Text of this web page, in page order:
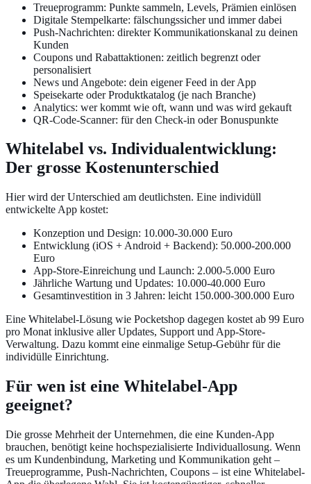
Treueprogramm: Punkte sammeln, Levels, Prämien einlösen
Digitale Stempelkarte: fälschungssicher und immer dabei
Push-Nachrichten: direkter Kommunikationskanal zu deinen
Kunden
Coupons und Rabattaktionen: zeitlich begrenzt oder
personalisiert
News und Angebote: dein eigener Feed in der App
Speisekarte oder Produktkatalog (je nach Branche)
Analytics: wer kommt wie oft, wann und was wird gekauft
QR-Code-Scanner: für den Check-in oder Bonuspunkte
Whitelabel vs. Individualentwicklung:
Der grosse Kostenunterschied
Hier wird der Unterschied am deutlichsten. Eine individüll
entwickelte App kostet:
Konzeption und Design: 10.000-30.000 Euro
Entwicklung (iOS + Android + Backend): 50.000-200.000
Euro
App-Store-Einreichung und Launch: 2.000-5.000 Euro
Jährliche Wartung und Updates: 10.000-40.000 Euro
Gesamtinvestition in 3 Jahren: leicht 150.000-300.000 Euro
Eine Whitelabel-Lösung wie Pocketshop dagegen kostet ab 99 Euro
pro Monat inklusive aller Updates, Support und App-Store-
Verwaltung. Dazu kommt eine einmalige Setup-Gebühr für die
individülle Einrichtung.
Für wen ist eine Whitelabel-App
geeignet?
Die grosse Mehrheit der Unternehmen, die eine Kunden-App
brauchen, benötigt keine hochspezialisierte Individuallosung. Wenn
es um Kundenbindung, Marketing und Kommunikation geht –
Treueprogramme, Push-Nachrichten, Coupons – ist eine Whitelabel-